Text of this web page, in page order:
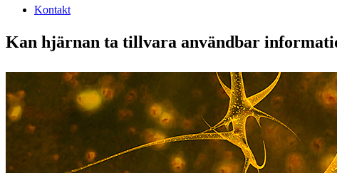
Kontakt
Kan hjärnan ta tillvara användbar